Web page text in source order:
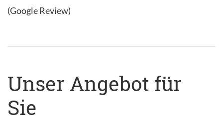
(Google Review)
Unser Angebot für
Sie